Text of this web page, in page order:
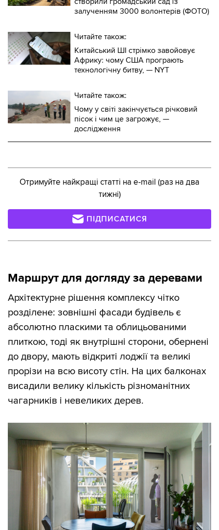
залученням 3000 волонтерів (ФОТО)
Читайте також:
Китайський ШІ стрімко завойовує
Африку: чому США програють
технологічну битву, — NYT
Читайте також:
Чому у світі закінчується річковий
пісок і чим це загрожує, —
дослідження
Отримуйте найкращі статті на e-mail (раз на два
тижні)
ПІДПИСАТИСЯ
Маршрут для догляду за деревами
Архітектурне рішення комплексу чітко
розділене: зовнішні фасади будівель є
абсолютно пласкими та облицьованими
плиткою, тоді як внутрішні сторони, обернені
до двору, мають відкриті лоджії та великі
прорізи на всю висоту стін. На цих балконах
висадили велику кількість різноманітних
чагарників і невеликих дерев.